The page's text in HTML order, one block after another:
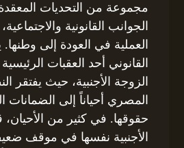
مجموعة من التحديات
الجوانب القانونية
العملية في العودة إلى وطنها.
القانوني أحد العقبات
الزوجة الأجنبية، حيث يفتقر
المصري أحياناً إلى الضمانات
حقوقها. في كثير من الأحيان،
الأجنبية نفسها في موقف